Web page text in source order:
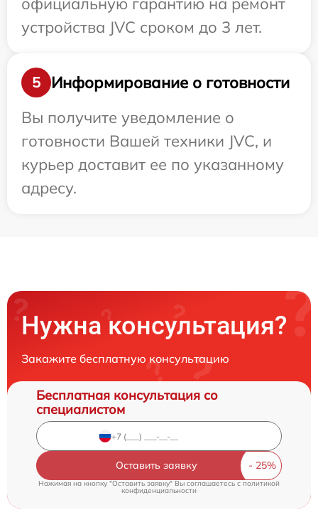
устройства JVC сроком до 3 лет.
5
Информирование о готовности
Вы получите уведомление о
готовности Вашей техники JVC, и
курьер доставит ее по указанному
адресу.
Нужна консультация?
Закажите бесплатную консультацию
Бесплатная консультация со
специалистом
Оставить заявку
Нажимая на кнопку "Оставить заявку" Вы соглашаетесь c политикой
конфиденциальности